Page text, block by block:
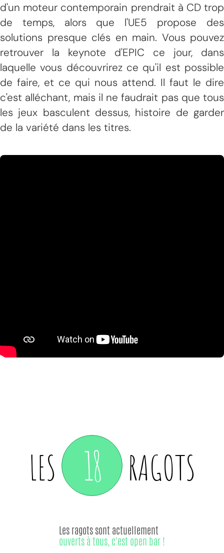
d'un moteur contemporain prendrait à CD trop
de temps, alors que l'UE5 propose des
solutions presque clés en main. Vous pouvez
retrouver la keynote d'EPIC ce jour, dans
laquelle vous découvrirez ce qu'il est possible
de faire, et ce qui nous attend. Il faut le dire
c'est alléchant, mais il ne faudrait pas que tous
les jeux basculent dessus, histoire de garder
de la variété dans les titres.
LES 18 RAGOTS
Les ragots sont actuellement
ouverts à tous, c'est open bar !